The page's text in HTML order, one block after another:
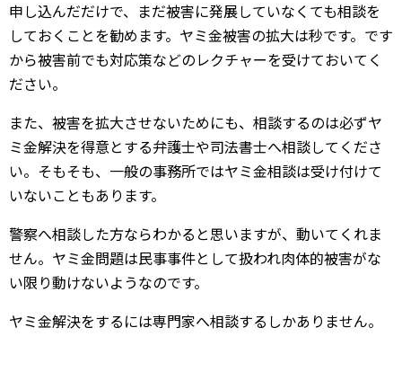
申し込んだだけで、まだ被害に発展していなくても相談を
しておくことを勧めます。ヤミ金被害の拡大は秒です。です
から被害前でも対応策などのレクチャーを受けておいてく
ださい。
また、被害を拡大させないためにも、相談するのは必ずヤ
ミ金解決を得意とする弁護士や司法書士へ相談してくださ
い。そもそも、一般の事務所ではヤミ金相談は受け付けて
いないこともあります。
警察へ相談した方ならわかると思いますが、動いてくれま
せん。ヤミ金問題は民事事件として扱われ肉体的被害がな
い限り動けないようなのです。
ヤミ金解決をするには専門家へ相談するしかありません。